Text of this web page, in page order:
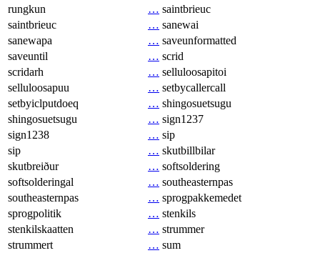
rungkun
… saintbrieuc
saintbrieuc
… sanewai
sanewapa
… saveunformatted
saveuntil
… scrid
scridarh
… selluloosapitoi
selluloosapuu
… setbycallercall
setbyiclputdoeq
… shingosuetsugu
shingosuetsugu
… sign1237
sign1238
… sip
sip
… skutbillbilar
skutbreiður
… softsoldering
softsolderingal
… southeasternpas
southeasternpas
… sprogpakkemedet
sprogpolitik
… stenkils
stenkilskaatten
… strummer
strummert
… sum